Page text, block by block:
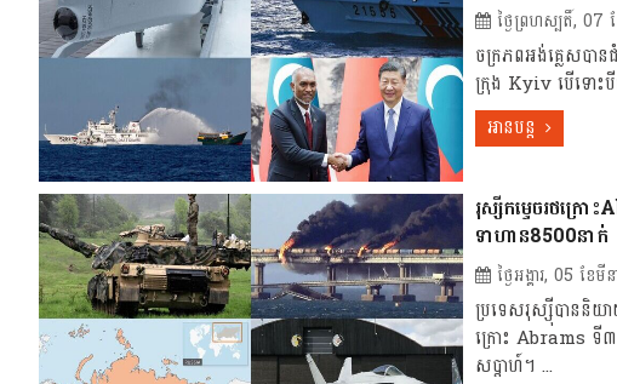
ថ្ងៃព្រហស្បតិ៍, 07
ចក្រភពអង់គ្លេសបា
ក្រុង Kyiv បើទោះបី
អានបន្ត
រុស្សីកម្ទេចរថក្រោ
ទាហាន8500នាក់
ថ្ងៃអង្គារ, 05 ខែ
ប្រទេសរុស្ស៊ីបាននិយ
ក្រោះ Abrams ទី
សប្តាហ៍។ ...